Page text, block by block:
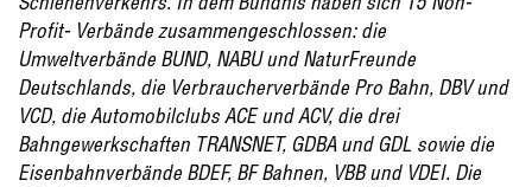
Profit- Verbände zusammengeschlossen: die
Umweltverbände BUND, NABU und NaturFreunde
Deutschlands, die Verbraucherverbände Pro Bahn, DBV und
VCD, die Automobilclubs ACE und ACV, die drei
Bahngewerkschaften TRANSNET, GDBA und GDL sowie die
Eisenbahnverbände BDEF, BF Bahnen, VBB und VDEI. Die